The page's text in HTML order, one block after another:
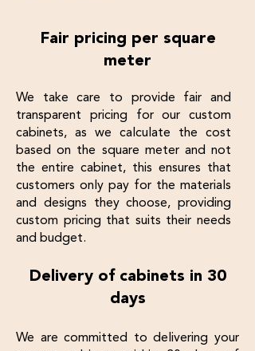
Fair pricing per square
meter
We take care to provide fair and
transparent pricing for our custom
cabinets, as we calculate the cost
based on the square meter and not
the entire cabinet, this ensures that
customers only pay for the materials
and designs they choose, providing
custom pricing that suits their needs
and budget.
Delivery of cabinets in 30
days
We are committed to delivering your